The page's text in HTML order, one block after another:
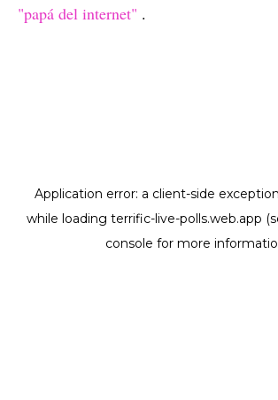
"papá del internet" .